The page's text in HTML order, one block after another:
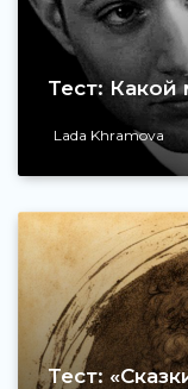
Тест:
Lada Khramova
Тест: